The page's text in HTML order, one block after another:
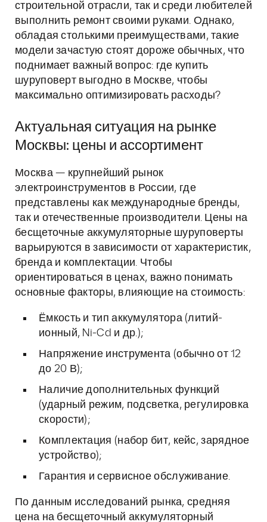
строительной отрасли, так и среди любителей
выполнить ремонт своими руками. Однако,
обладая столькими преимуществами, такие
модели зачастую стоят дороже обычных, что
поднимает важный вопрос: где купить
шуруповерт выгодно в Москве, чтобы
максимально оптимизировать расходы?
Актуальная ситуация на рынке
Москвы: цены и ассортимент
Москва — крупнейший рынок
электроинструментов в России, где
представлены как международные бренды,
так и отечественные производители. Цены на
бесщеточные аккумуляторные шуруповерты
варьируются в зависимости от характеристик,
бренда и комплектации. Чтобы
ориентироваться в ценах, важно понимать
основные факторы, влияющие на стоимость:
Ёмкость и тип аккумулятора (литий-
ионный, Ni-Cd и др.);
Напряжение инструмента (обычно от 12
до 20 В);
Наличие дополнительных функций
(ударный режим, подсветка, регулировка
скорости);
Комплектация (набор бит, кейс, зарядное
устройство);
Гарантия и сервисное обслуживание.
По данным исследований рынка, средняя
цена на бесщеточный аккумуляторный